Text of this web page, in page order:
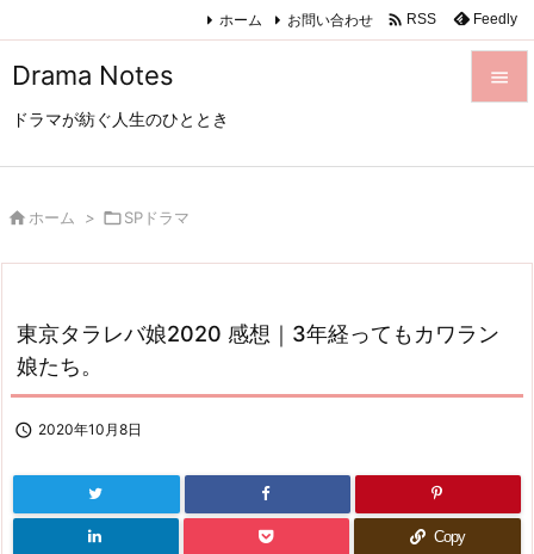
Drama Notes
ドラマが紡ぐ人生のひととき

次へ
検索
ホーム お問い合わせ  RSS Feedly
 ホーム > SPドラマ
東京タラレバ娘2020 感想｜3年経ってもカワラン
娘たち。
 2020年10月8日
Copy